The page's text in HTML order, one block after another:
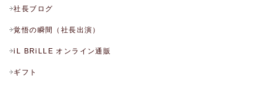
社長ブログ
覚悟の瞬間（社長出演）
iL BRiLLE オンライン通販
ギフト